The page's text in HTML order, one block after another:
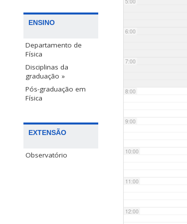
ENSINO
Departamento de
Física
Disciplinas da
graduação »
Pós-graduação em
Física
EXTENSÃO
Observatório
6:00
7:00
8:00
9:00
10:00
11:00
12:00